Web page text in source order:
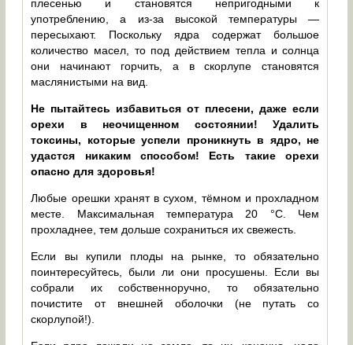
плесенью и становятся непригодными к
употреблению, а из-за высокой температуры —
пересыхают. Поскольку ядра содержат большое
количество масел, то под действием тепла и солнца
они начинают горчить, а в скорлупе становятся
маслянистыми на вид.
Не пытайтесь избавиться от плесени, даже если
орехи в неочищенном состоянии! Удалить
токсины, которые успели проникнуть в ядро, не
удастся никаким способом! Есть такие орехи
опасно для здоровья!
Любые орешки хранят в сухом, тёмном и прохладном
месте. Максимальная температура 20 °C. Чем
прохладнее, тем дольше сохраниться их свежесть.
Если вы купили плоды на рынке, то обязательно
поинтересуйтесь, были ли они просушены. Если вы
собрали их собственноручно, то обязательно
почистите от внешней оболочки (не путать со
скорлупой!).